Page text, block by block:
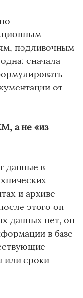
подливочным
сначала
от
а не «из
данные в
и архиве
этого он
данных нет, он
в базе
или сроки